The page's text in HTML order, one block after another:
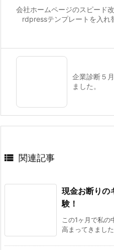
会社ホームページのスピード
rdpressテンプレートを入れ
企業診断５
ました。
 関連記事
現金お断りの
験！
この1ヶ月で私の
高まってきまし